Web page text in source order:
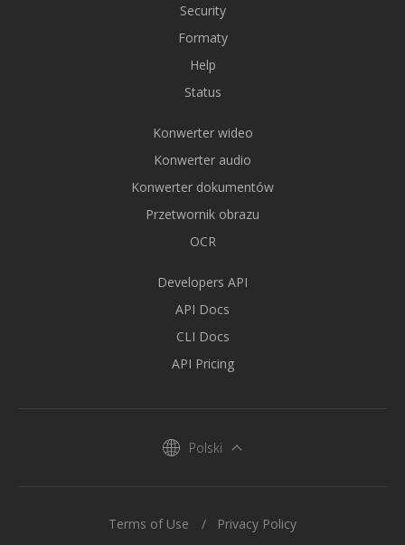
Security
Formaty
Help
Status
Konwerter wideo
Konwerter audio
Konwerter dokumentów
Przetwornik obrazu
OCR
Developers API
API Docs
CLI Docs
API Pricing
Polski
Terms of Use Privacy Policy